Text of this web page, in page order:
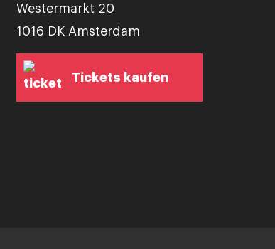
Westermarkt 20
1016 DK Amsterdam
Tickets kaufen